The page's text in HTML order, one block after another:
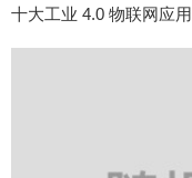
十大工业 4.0 物联网应用